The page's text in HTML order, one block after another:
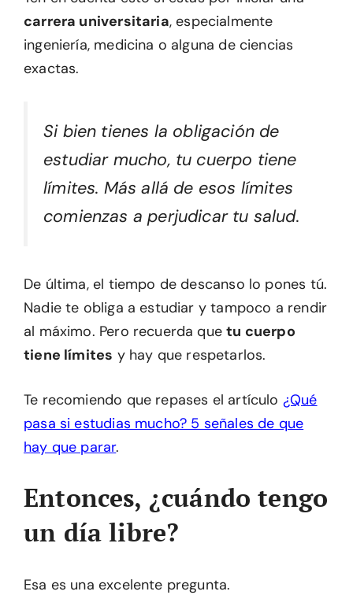
carrera universitaria, especialmente
ingeniería, medicina o alguna de ciencias
exactas.
Si bien tienes la obligación de
estudiar mucho, tu cuerpo tiene
límites. Más allá de esos límites
comienzas a perjudicar tu salud.
De última, el tiempo de descanso lo pones tú.
Nadie te obliga a estudiar y tampoco a rendir
al máximo. Pero recuerda quetu cuerpo
tiene límites y hay que respetarlos.
Te recomiendo que repases el artículo ¿Qué
pasa si estudias mucho? 5 señales de que
hay que parar.
Entonces, ¿cuándo tengo
un día libre?
Esa es una excelente pregunta.